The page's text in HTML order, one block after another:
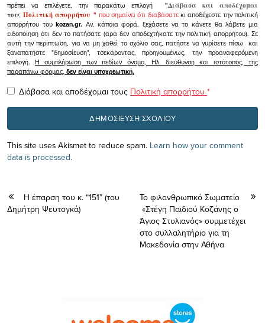
πρέπει να επιλέγετε, την παρακάτω επιλογή
"Διάβασα και αποδέχομαι
τουςΠολιτική απορρήτου" που σημαίνει ότι διαβάσατεκι αποδέχεστε την πολιτική
απορρήτου τουkozan.gr. Αν, κάποια φορά, ξεχάσετε να το κάνετε θα λάβετε μια
ειδοποίηση ότι δεν το πατήσατε (αρα δεν αποδεχτήκατε την πολιτική απορρήτου). Σε
αυτή την περίπτωση, για να μη χαθεί το σχόλιο σας, πατήστε να γυρίσετε πίσω και
ξαναπατήστε "δημοσίευση", τσεκάροντας, προηγουμένως, την προαναφερόμενη
επιλογή.Η συμπλήρωση των πεδίων όνομα, Ηλ. διεύθυνση και ιστότοπος, της
παραπάνω φόρμας, δεν είναι υποχρεωτική.
Διάβασα και αποδέχομαι τους Πολιτική απορρήτου *
This site uses Akismet to reduce spam. Learn how your comment
data is processed.
Η έπαρση του κ. “151” (του
Δημήτρη Ψευτογκά)
Το φιλανθρωπικό Σωματείο
«Στέγη Παιδιού Κοζάνης ο
Άγιος Στυλιανός» συμμετέχει
στο συλλαλητήριο για τη
Μακεδονία στην Αθήνα